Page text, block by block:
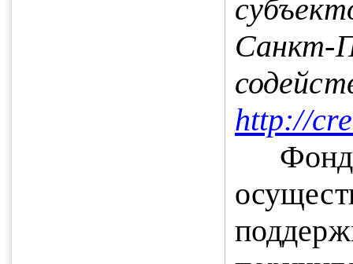
Санкт-
http://